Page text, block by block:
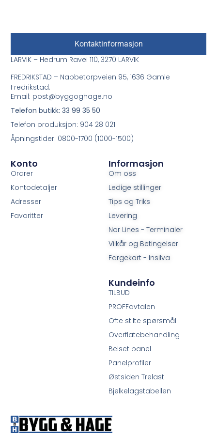
Informasjon
Om oss
Ledige stillinger
Tips og Triks
Levering
Nor Lines - Terminaler
Vilkår og Betingelser
Fargekart - Insilva
Konto
Ordrer
Kontodetaljer
Adresser
Favoritter
Kundeinfo
TILBUD
PROFFavtalen
Ofte stilte spørsmål
Overflatebehandling
Beiset panel
Panelprofiler
Østsiden Trelast
Bjelkelagstabellen
Kontaktinformasjon
LARVIK – Hedrum Ravei 110, 3270 LARVIK
FREDRIKSTAD – Nabbetorpveien 95, 1636 Gamle
Fredrikstad.
Email: post@byggoghage.no
Telefon butikk: 33 99 35 50
Telefon produksjon: 904 28 021
Åpningstider: 0800-1700 (1000-1500)